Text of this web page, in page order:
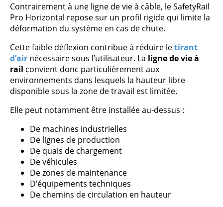
Contrairement à une ligne de vie à câble, le SafetyRail
Pro Horizontal repose sur un profil rigide qui limite la
déformation du système en cas de chute.
Cette faible déflexion contribue à réduire letirant
d’air nécessaire sous l’utilisateur. La ligne de vie à
rail convient donc particulièrement aux
environnements dans lesquels la hauteur libre
disponible sous la zone de travail est limitée.
Elle peut notamment être installée au-dessus :
De machines industrielles
De lignes de production
De quais de chargement
De véhicules
De zones de maintenance
D’équipements techniques
De chemins de circulation en hauteur